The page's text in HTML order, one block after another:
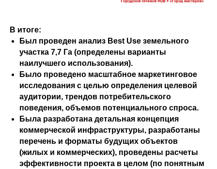
В итоге:
Был проведен анализ Best Use земельного
участка 7,7 Га (определены варианты
наилучшего использования).
Было проведено масштабное маркетинговое
исследования с целью определения целевой
аудитории, трендов потребительского
поведения, объемов потенциального спроса.
Была разработана детальная концепция
коммерческой инфраструктуры, разработаны
перечень и форматы будущих объектов
(жилых и коммерческих), проведены расчеты
эффективности проекта в целом (по понятным